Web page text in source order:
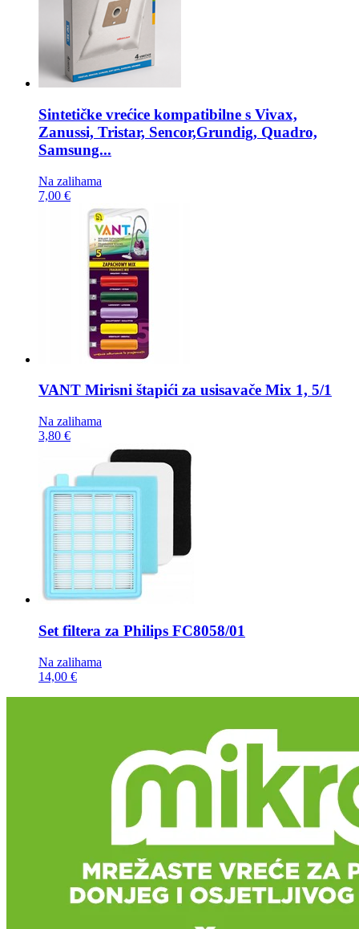
Sintetičke vrećice kompatibilne s Vivax,
Zanussi, Tristar, Sencor,Grundig, Quadro,
Samsung...
Na zalihama
7,00 €
VANT Mirisni štapići za usisavače Mix 1, 5/1
Na zalihama
3,80 €
Set filtera za Philips FC8058/01
Na zalihama
14,00 €